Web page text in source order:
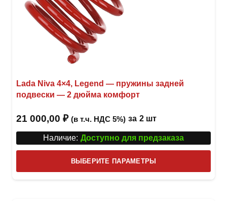
Lada Niva 4×4, Legend — пружины задней
подвески — 2 дюйма комфорт
21 000,00 ₽ (в т.ч. НДС 5%) за 2 шт
Наличие: Доступно для предзаказа
ВЫБЕРИТЕ ПАРАМЕТРЫ
товар